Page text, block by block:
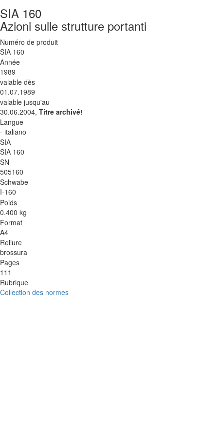
SIA 160
Azioni sulle strutture portanti
Numéro de produit
SIA 160
Année
1989
valable dès
01.07.1989
valable jusqu'au
30.06.2004, Titre archivé!
Langue
- italiano
SIA
SIA 160
SN
505160
Schwabe
I-160
Poids
0.400 kg
Format
A4
Reliure
brossura
Pages
111
Rubrique
Collection des normes